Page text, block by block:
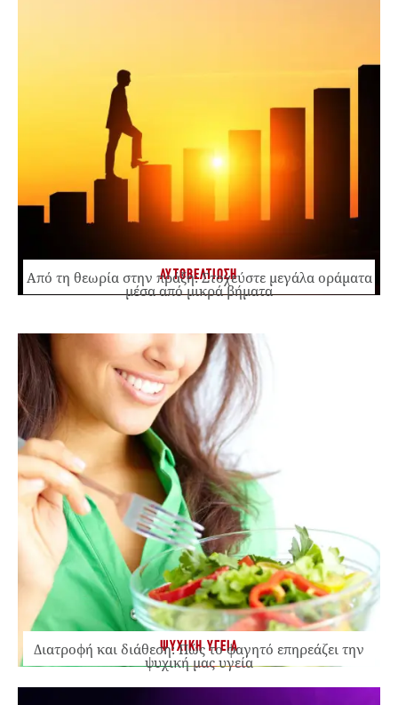
ΑΥΤΟΒΕΛΤΙΩΣΗ
Από τη θεωρία στην πράξη: Στοχεύστε μεγάλα οράματα
μέσα από μικρά βήματα
ΨΥΧΙΚΗ ΥΓΕΙΑ
Διατροφή και διάθεση: Πώς το φαγητό επηρεάζει την
ψυχική μας υγεία